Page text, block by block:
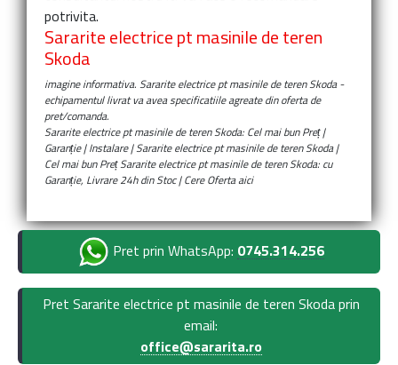
potrivita.
Sararite electrice pt masinile de teren
Skoda
imagine informativa. Sararite electrice pt masinile de teren Skoda-
echipamentul livrat va avea specificatiile agreate din oferta de
pret/comanda.
Sararite electrice pt masinile de teren Skoda: Cel mai bun Preț |
Garanție | Instalare | Sararite electrice pt masinile de teren Skoda |
Cel mai bun Preț Sararite electrice pt masinile de teren Skoda: cu
Garanție, Livrare 24h din Stoc | Cere Oferta aici
Pret prin WhatsApp: 0745.314.256
Pret Sararite electrice pt masinile de teren Skoda prin
email:
office@sararita.ro